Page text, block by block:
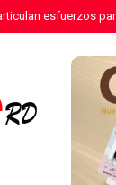
esfuerzos